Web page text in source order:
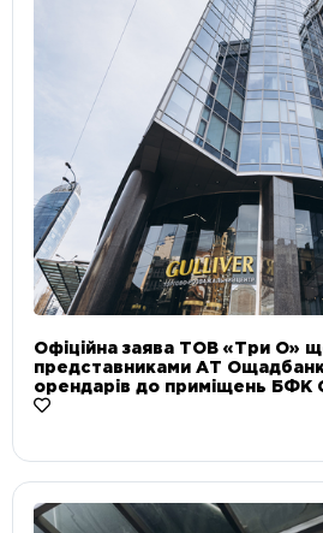
Офіційна заява ТОВ «Три О»
представниками АТ
орендарів до приміщень БФК